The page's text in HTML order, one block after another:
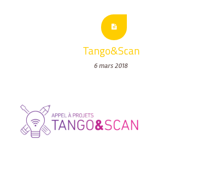
Tango&Scan
6 mars 2018